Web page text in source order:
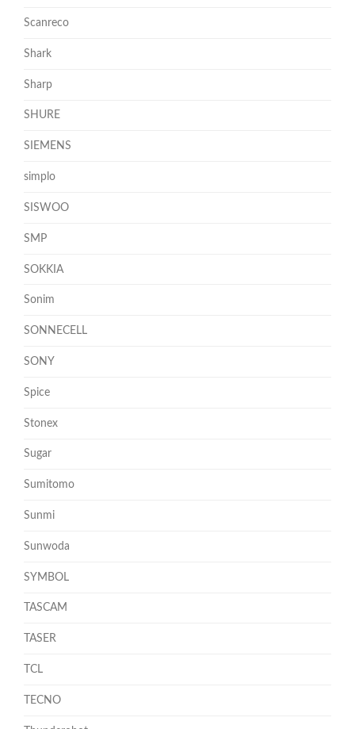
Scanreco
Shark
Sharp
SHURE
SIEMENS
simplo
SISWOO
SMP
SOKKIA
Sonim
SONNECELL
SONY
Spice
Stonex
Sugar
Sumitomo
Sunmi
Sunwoda
SYMBOL
TASCAM
TASER
TCL
TECNO